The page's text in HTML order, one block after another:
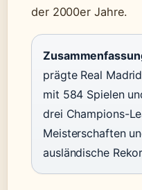
der 2000er Jahre.
prägte Real
mit 584 Spielen
drei Champions-
Meisterschaften
ausländische